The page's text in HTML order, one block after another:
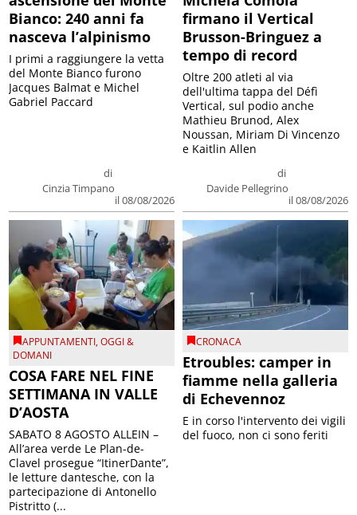
Bianco: 240 anni fa
nasceva l’alpinismo
di
Cinzia Timpano
il 08/08/2026
I primi a raggiungere la vetta
del Monte Bianco furono
Jacques Balmat e Michel
Gabriel Paccard
firmano il Vertical
Brusson-Bringuez a
tempo di record
di
Davide Pellegrino
il 08/08/2026
Oltre 200 atleti al via
dell'ultima tappa del Défì
Vertical, sul podio anche
Mathieu Brunod, Alex
Noussan, Miriam Di Vincenzo
e Kaitlin Allen
APPUNTAMENTI,OGGI &
DOMANI
COSA FARE NEL FINE
SETTIMANA IN VALLE
D’AOSTA
SABATO 8 AGOSTO ALLEIN –
All’area verde Le Plan-de-
Clavel prosegue “ItinerDante”,
le letture dantesche, con la
partecipazione di Antonello
Pistritto (...
CRONACA
Etroubles: camper in
fiamme nella galleria
di Echevennoz
E in corso l'intervento dei vigili
del fuoco, non ci sono feriti